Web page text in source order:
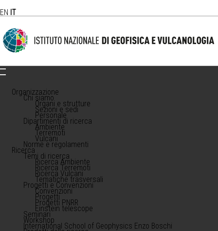
EN IT
Organizzazione
Chi siamo
Organi e strutture
Sezioni e sedi
Personale
Dipartimenti di ricerca
Ambiente
Terremoti
Vulcani
Norme e regolamenti
Ricerca
Temi di ricerca
Ricerca Ambiente
Ricerca Terremoti
Ricerca Vulcani
Tematiche trasversali
Progetti e Convenzioni
Convenzioni
Progetti
Progetti PNRR
Einstein telescope
Seminari
Workshop
International School of Geophysics Enzo Boschi